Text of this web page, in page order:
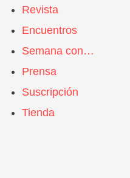
Revista
Encuentros
Semana con…
Prensa
Suscripción
Tienda